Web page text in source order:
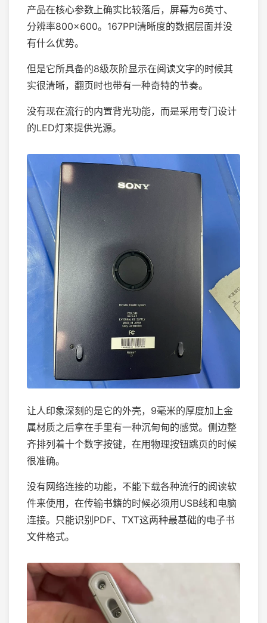
产品在核心参数上确实比较落后，屏幕为6英寸、
分辨率800×600。167PPI清晰度的数据层面并没
有什么优势。
但是它所具备的8级灰阶显示在阅读文字的时候其
实很清晰，翻页时也带有一种奇特的节奏。
没有现在流行的内置背光功能，而是采用专门设计
的LED灯来提供光源。
让人印象深刻的是它的外壳，9毫米的厚度加上金
属材质之后拿在手里有一种沉甸甸的感觉。侧边整
齐排列着十个数字按键，在用物理按钮跳页的时候
很准确。
没有网络连接的功能，不能下载各种流行的阅读软
件来使用，在传输书籍的时候必须用USB线和电脑
连接。只能识别PDF、TXT这两种最基础的电子书
文件格式。